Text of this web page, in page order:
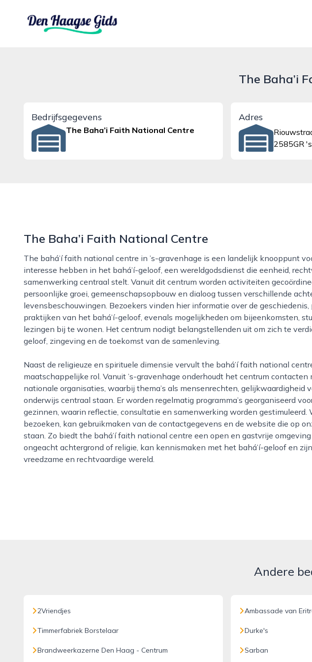
denhaagsegids.nl
The Baha’i
Bedrijfsgegevens
The Baha’i Faith National Centre
Adres
2585GR
The Baha’i Faith National Centre
The bahá’í faith national centre in ’s-gravenhage is een landelijk knooppunt voor mensen die
interesse hebben in het bahá’í-geloof, een wereldgodsdienst die eenheid,
samenwerking centraal stelt. Vanuit dit centrum worden activiteiten
persoonlijke groei, gemeenschapsopbouw en dialoog tussen verschillende
levensbeschouwingen. Bezoekers vinden hier informatie over de geschiedenis,
praktijken van het bahá’í-geloof, evenals mogelijkheden om bijeenkomsten,
lezingen bij te wonen. Het centrum nodigt belangstellenden uit om zich te
geloof, zingeving en de toekomst van de samenleving.
Naast de religieuze en spirituele dimensie vervult the bahá’í faith national centre ook een
maatschappelijke rol. Vanuit ’s-gravenhage onderhoudt het centrum contacten
nationale organisaties, waarbij thema’s als mensenrechten, gelijkwaardigheid
onderwijs centraal staan. Er worden regelmatig programma’s georganiseerd
gezinnen, waarin reflectie, consultatie en samenwerking worden gestimuleerd.
bezoeken, kan gebruikmaken van de contactgegevens en de website die op
staan. Zo biedt the bahá’í faith national centre een open en gastvrije
ongeacht achtergrond of religie, kan kennismaken met het bahá’í-geloof en
vreedzame en rechtvaardige wereld.
Andere
2Vriendjes
Timmerfabriek Borstelaar
Brandweerkazerne Den Haag - Centrum
Ambassade van
Durke's
Sarban